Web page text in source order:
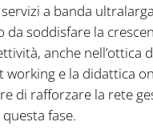
a banda
da soddisfare la
anche nell’ottica
working e la didattica
di rafforzare la rete
fase.